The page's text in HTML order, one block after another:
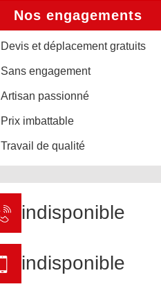
Nos engagements
Devis et déplacement gratuits
Sans engagement
Artisan passionné
Prix imbattable
Travail de qualité
indisponible
indisponible